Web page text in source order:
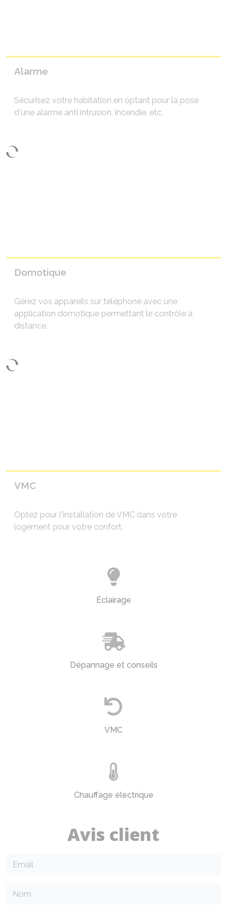
Alarme
Sécurisez votre habitation en optant pour la pose
d'une alarme anti intrusion, incendie, etc.
Domotique
Gérez vos appareils sur téléphone avec une
application domotique permettant le contrôle à
distance.
VMC
Optez pour l'installation de VMC dans votre
logement pour votre confort.
Éclairage
Dépannage et conseils
VMC
Chauffage électrique
Avis client